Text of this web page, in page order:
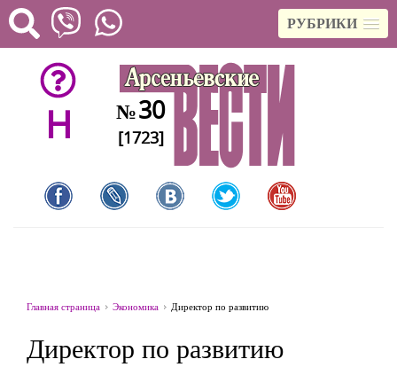
РУБРИКИ
H №30
[1723]
Главная страница Экономика Директор по развитию
Директор по развитию